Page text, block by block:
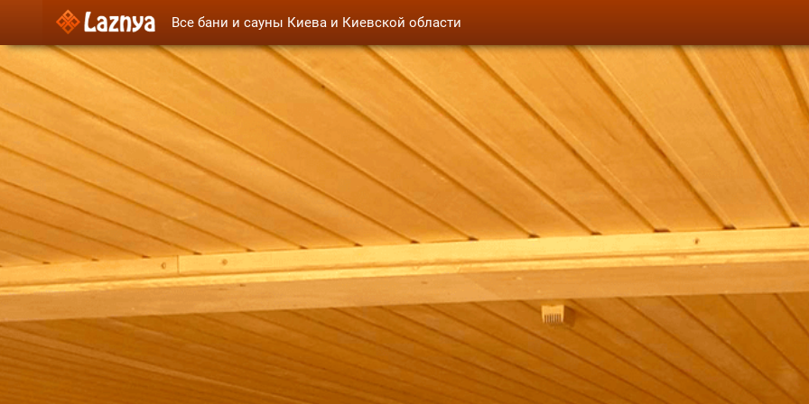
Все бани и сауны Киева и Киевской области